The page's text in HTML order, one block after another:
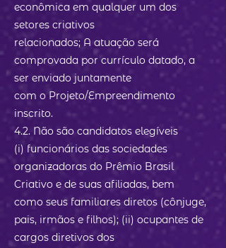
econômica em qualquer um dos
setores criativos
relacionados; A atuação será
comprovada por currículo datado, a
ser enviado juntamente
com o Projeto/Empreendimento
inscrito.
4.2. Não são candidatos elegíveis
(i) funcionários das sociedades
organizadoras do Prêmio Brasil
Criativo e de suas afiliadas, bem
como seus familiares diretos (cônjuge,
pais, irmãos e filhos); (ii) ocupantes de
cargos diretivos dos